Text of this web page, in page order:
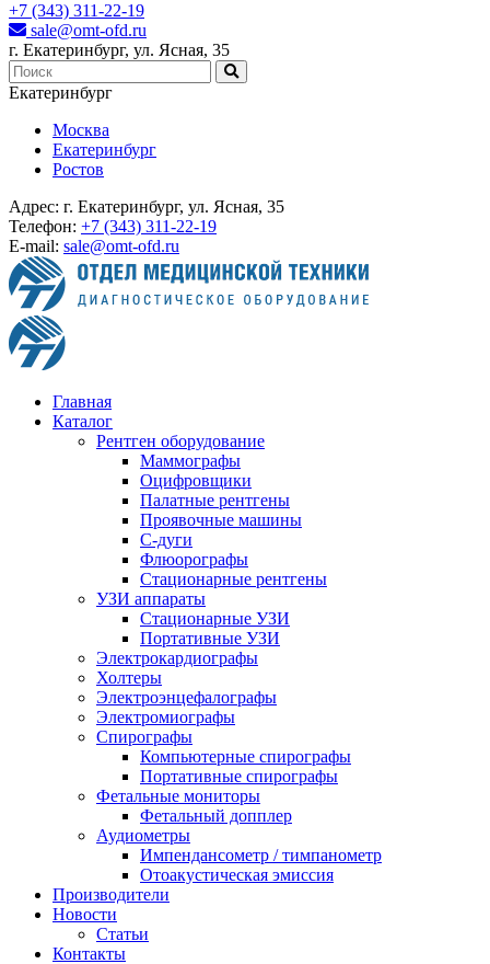
+7 (343) 311-22-19
sale@omt-ofd.ru
г. Екатеринбург, ул. Ясная, 35
Екатеринбург
Москва
Екатеринбург
Ростов
Адрес: г. Екатеринбург, ул. Ясная, 35
Телефон: +7 (343) 311-22-19
E-mail: sale@omt-ofd.ru
Главная
Каталог
Рентген оборудование
Маммографы
Оцифровщики
Палатные рентгены
Проявочные машины
С-дуги
Флюорографы
Стационарные рентгены
УЗИ аппараты
Стационарные УЗИ
Портативные УЗИ
Электрокардиографы
Холтеры
Электроэнцефалографы
Электромиографы
Спирографы
Компьютерные спирографы
Портативные спирографы
Фетальные мониторы
Фетальный допплер
Аудиометры
Импендансометр / тимпанометр
Отоакустическая эмиссия
Производители
Новости
Статьи
Контакты